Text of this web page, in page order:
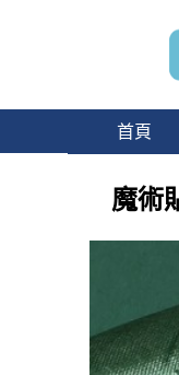
首頁
魔術